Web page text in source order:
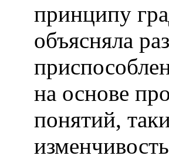
принципу
объясняла
на основе
понятий,